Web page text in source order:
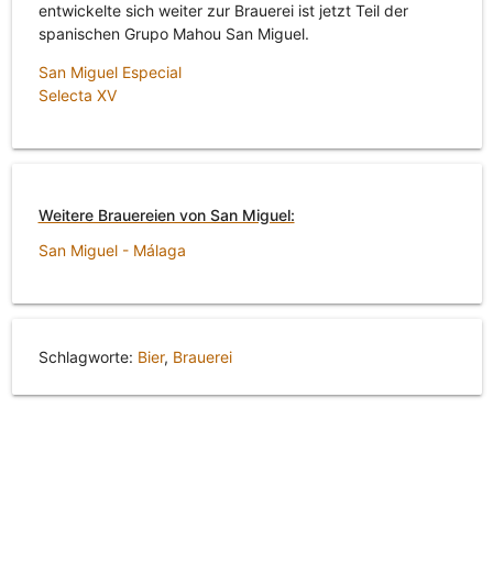
entwickelte sich weiter zur Brauerei ist jetzt Teil der
spanischen Grupo Mahou San Miguel.
San Miguel Especial
Selecta XV
Weitere Brauereien von San Miguel:
San Miguel - Málaga
Schlagworte: Bier, Brauerei